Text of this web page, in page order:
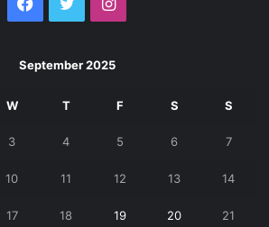
September 2025
W T F S S
3 4 5 6 7
10 11 12 13 14
17 18 19 20 21